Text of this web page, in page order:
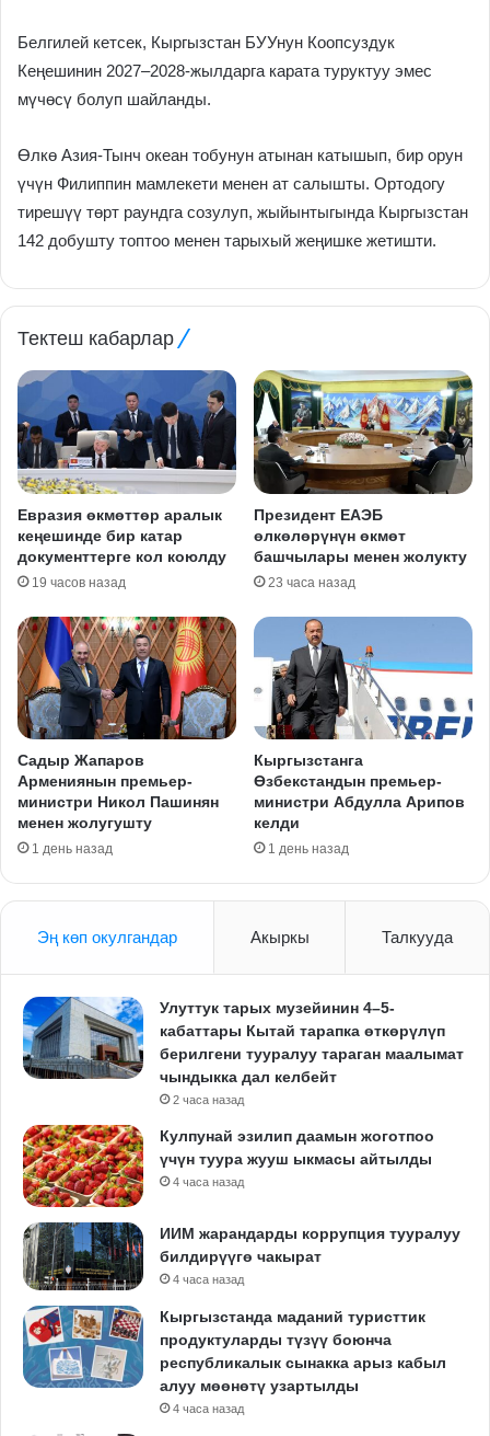
Белгилей кетсек, Кыргызстан БУУнун Коопсуздук
Кеңешинин 2027–2028-жылдарга карата туруктуу эмес
мүчөсү болуп шайланды.
Өлкө Азия-Тынч океан тобунун атынан катышып, бир орун
үчүн Филиппин мамлекети менен ат салышты. Ортодогу
тирешүү төрт раундга созулуп, жыйынтыгында Кыргызстан
142 добушту топтоо менен тарыхый жеңишке жетишти.
Тектеш кабарлар
Евразия өкмөттөр аралык
кеңешинде бир катар
документтерге кол коюлду
19 часов назад
Президент ЕАЭБ
өлкөлөрүнүн өкмөт
башчылары менен жолукту
23 часа назад
Садыр Жапаров
Армениянын премьер-
министри Никол Пашинян
менен жолугушту
1 день назад
Кыргызстанга
Өзбекстандын премьер-
министри Абдулла Арипов
келди
1 день назад
Эң көп окулгандар Акыркы Талкууда
Улуттук тарых музейинин 4–5-
кабаттары Кытай тарапка өткөрүлүп
берилгени тууралуу тараган маалымат
чындыкка дал келбейт
2 часа назад
Кулпунай эзилип даамын жоготпоо
үчүн туура жууш ыкмасы айтылды
4 часа назад
ИИМ жарандарды коррупция тууралуу
билдирүүгө чакырат
4 часа назад
Кыргызстанда маданий туристтик
продуктуларды түзүү боюнча
республикалык сынакка арыз кабыл
алуу мөөнөтү узартылды
4 часа назад